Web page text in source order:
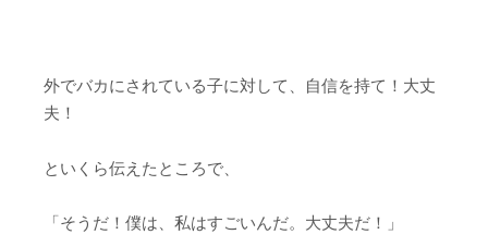
外でバカにされている子に対して、自信を持て！大丈
夫！
といくら伝えたところで、
「そうだ！僕は、私はすごいんだ。大丈夫だ！」